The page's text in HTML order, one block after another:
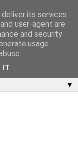
▼
its services
user-agent are
and security
usage
IT